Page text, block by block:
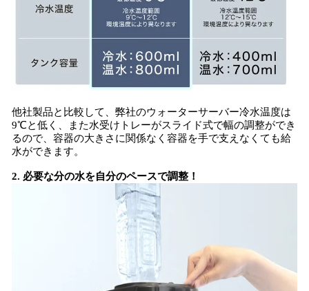
他社製品と比較して、弊社のウォーターサーバー冷水温度は
9℃と低く、また水受けトレーがスライド式で幅の調整ができ
るので、容器の大きさに関係なく容器を手で支えなくても給
水ができます。
2. 必要な分の水を自分のペースで調整！